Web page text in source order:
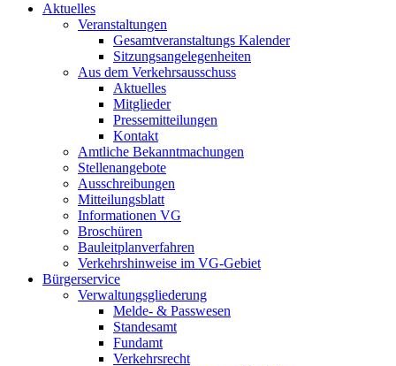
Aktuelles
Veranstaltungen
Gesamtveranstaltungs Kalender
Sitzungsangelegenheiten
Aus dem Verkehrsausschuss
Aktuelles
Mitglieder
Pressemitteilungen
Kontakt
Amtliche Bekanntmachungen
Stellenangebote
Ausschreibungen
Mitteilungsblatt
Informationen VG
Broschüren
Bauleitplanverfahren
Verkehrshinweise im VG-Gebiet
Bürgerservice
Verwaltungsgliederung
Melde- & Passwesen
Standesamt
Fundamt
Verkehrsrecht